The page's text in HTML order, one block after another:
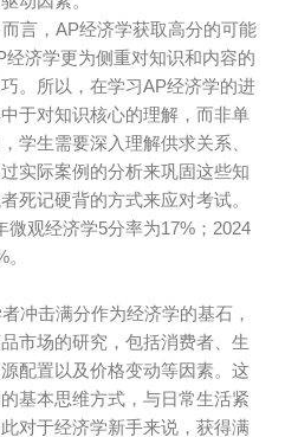
言，AP经济学获取高分的可能
济学更为侧重对知识和内容的
。所以，在学习AP经济学的进
于对知识核心的理解，而非单
学生需要深入理解供求关系、
实际案例的分析来巩固这些知
死记硬背的方式来应对考试。
观经济学5分率为17%；2024
冲击满分作为经济学的基石，
市场的研究，包括消费者、生
配置以及价格变动等因素。这
基本思维方式，与日常生活紧
对于经济学新手来说，获得满